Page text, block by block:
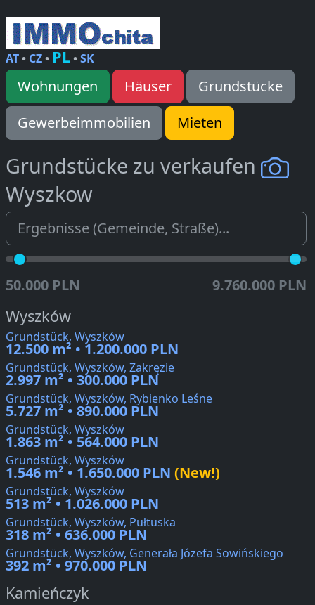
AT• CZ• PL•SK
Wohnungen Häuser
Grundstücke
Gewerbeimmobilien
Mieten
Grundstücke zu verkaufen
Wyszkow
50.000 PLN 9.760.000 PLN
Wyszków
Grundstück, Wyszków
12.500 m² • 1.200.000 PLN
Grundstück, Wyszków, Zakręzie
2.997 m² • 300.000 PLN
Grundstück, Wyszków, Rybienko Leśne
5.727 m² • 890.000 PLN
Grundstück, Wyszków
1.863 m² • 564.000 PLN
Grundstück, Wyszków
1.546 m² • 1.650.000 PLN (New!)
Grundstück, Wyszków
513 m² • 1.026.000 PLN
Grundstück, Wyszków, Pułtuska
318 m² • 636.000 PLN
Grundstück, Wyszków, Generała Józefa Sowińskiego
392 m² • 970.000 PLN
Kamieńczyk